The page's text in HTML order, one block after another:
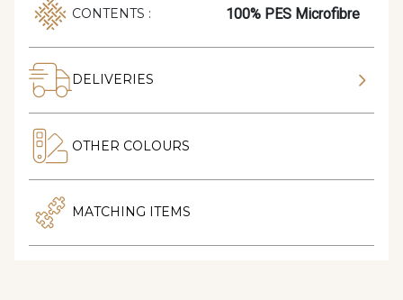
CONTENTS : 100% PES Microfibre
DELIVERIES
OTHER COLOURS
MATCHING ITEMS